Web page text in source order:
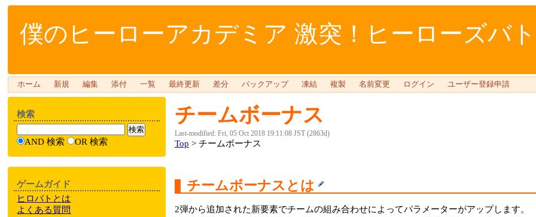
僕のヒーローアカデミア 激突！ヒーローズバ
ホーム 新規 編集 添付 一覧 最終更新 差分 バックアップ 凍結 複製 名前変更 ログイン ユーザー登録申請
チームボーナス
Last-modified: Fri, 05 Oct 2018 19:11:08 JST (2863d)
Top > チームボーナス
チームボーナス とは
2弾から追加された新要素でチームの組み合わせによってパラメーターがアップします。
検索
AND 検索 OR 検索
ゲームガイド
ヒロバトとは
よくある質問